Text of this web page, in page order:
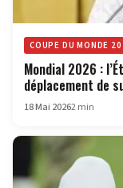
COUPE DU MONDE
Mondial 2026 :
déplacement de
18 Mai 20262 min